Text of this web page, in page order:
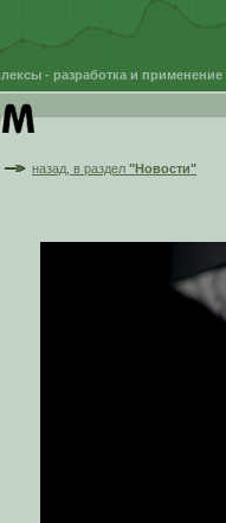
- разработка и применение
назад, в раздел "Новости"